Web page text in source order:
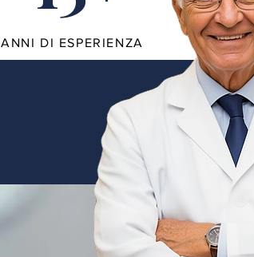
ANNI DI ESPERIENZA